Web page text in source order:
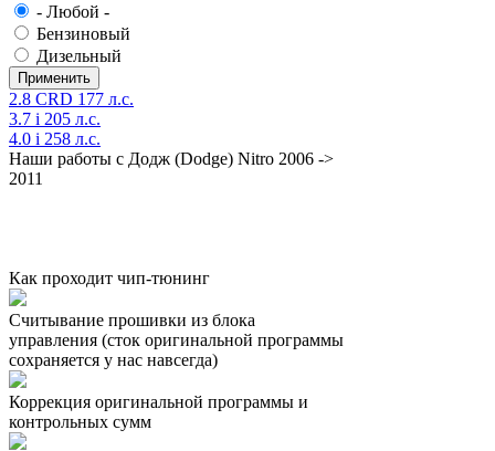
- Любой -
Бензиновый
Дизельный
2.8 CRD 177 л.с.
3.7 i 205 л.с.
4.0 i 258 л.с.
Наши работы с Додж (Dodge) Nitro 2006 ->
2011
Как проходит чип-тюнинг
Считывание прошивки из блока
управления (сток оригинальной программы
сохраняется у нас навсегда)
Коррекция оригинальной программы и
контрольных сумм